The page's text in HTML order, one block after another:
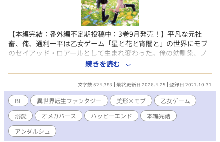
【本編完結：番外編不定期投稿中：3巻9月発売！】平凡な元社
畜、俺、通利一平は乙女ゲーム「星と花と宵闇と」の世界にモブ
のセイアッド・ロアールとして生まれ変わった。俺の幼馴染、ノ
クス・ウースィクは前世の最推しで「星宵」のラスボスで隠し攻
略対象者。そんなノクスをラスボスにしたくない俺は闇落ちから
救おうと努力を重ねる。おかげで俺とノクスは超仲良し。そんな
中、衝撃の事実が発覚！ え？ 第2の性がある？ それってオメ
ガバースっていうんじゃね？ それってもう、乙女ゲーじゃな
く……BLゲーだろ！？ 基本コメディ色多めです。※が付く話は
背後注意。※第9回BL小説大賞応援ありがとうございました。お
かげさまで奨励賞いただきました。 ※R5.7.5書籍化に伴いタイ
トル変更（旧題:モブの俺が巻き込まれた乙女ゲームはいつの間に
続きを読む
文字数 524,383 最終更新日 2026.4.25 登録日 2021.10.31
BL 異世界転生ファンタジー 美形×モブ
乙女ゲーム
溺愛
オメガバース ハッピーエンド
本編完結
アンダルシュ